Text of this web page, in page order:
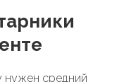
нужен средний